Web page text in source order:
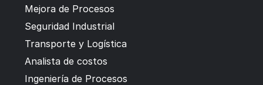
Mejora de Procesos
Seguridad Industrial
Transporte y Logística
Analista de costos
Ingeniería de Procesos